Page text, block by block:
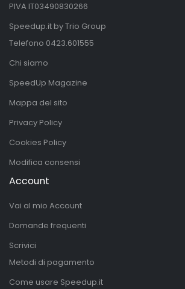
PIVA IT03490830266
Speedup.it by Trio Group
Telefono 0423.601555
Chi siamo
SpeedUp Magazine
Mappa del sito
Privacy Policy
Cookies Policy
Modifica consensi
Account
Vai al mio Account
Domande frequenti
Scrivici
Metodi di pagamento
Come usare Speedup.it